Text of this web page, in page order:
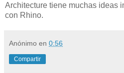
Architecture tiene muchas ideas
con Rhino.
Anónimo en 0:56
Compartir